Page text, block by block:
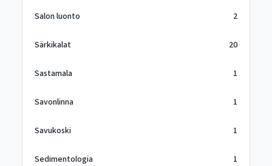
Salon luonto 2
Särkikalat 20
Sastamala 1
Savonlinna 1
Savukoski 1
Sedimentologia 1